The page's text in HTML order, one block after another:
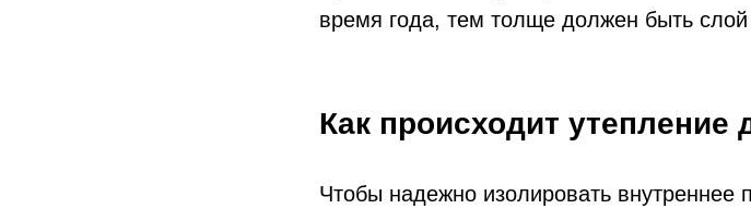
время года, тем толще должен быть слой
Как происходит утепление
Чтобы надежно изолировать внутреннее